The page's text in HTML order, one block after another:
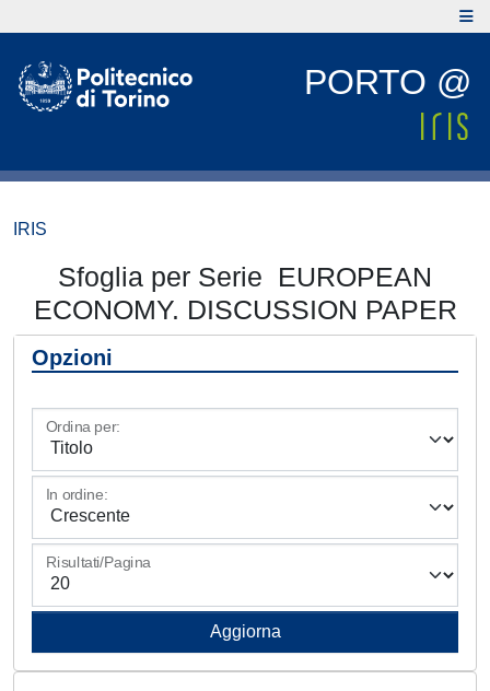
PORTO @
IRIS
Sfoglia per Serie EUROPEAN
ECONOMY. DISCUSSION PAPER
Opzioni
Ordina per:
In ordine:
Risultati/Pagina